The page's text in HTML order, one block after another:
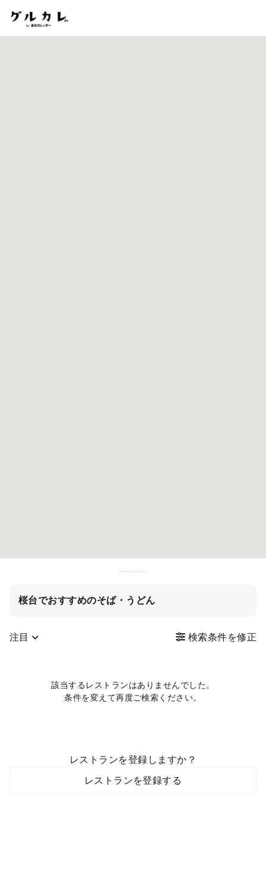
桜台でおすすめのそば・うどん
注目 検索条件を修正
該当するレストランはありませんでした。
条件を変えて再度ご検索ください。
レストランを登録しますか？
レストランを登録する